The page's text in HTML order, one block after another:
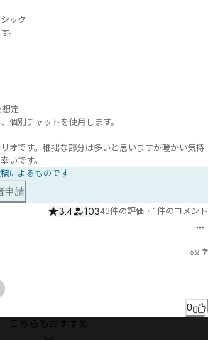
ック
。
定
個別チャットを使用します。
オです。稚拙な部分は多いと思いますが暖かい気持
いです。
によるものです
申請
3.4 10343件の評価 ・ 1件のコメント
6文字
0
こちらもおすすめ